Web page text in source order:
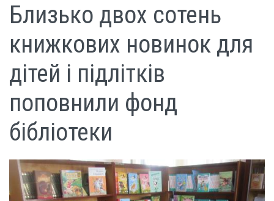
Близько двох сотень
книжкових новинок для
дітей і підлітків
поповнили фонд
бібліотеки